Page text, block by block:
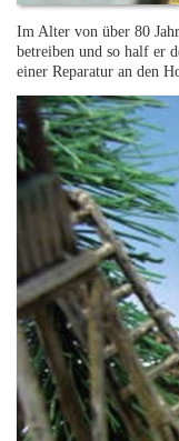
Im Alter von über 80
betreiben und so half er
einer Reparatur an den